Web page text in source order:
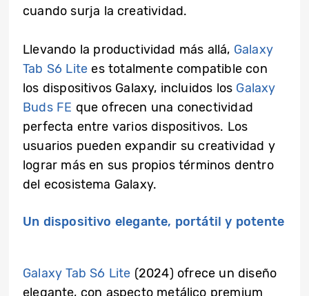
cuando surja la creatividad.
Llevando la productividad más allá, Galaxy
Tab S6 Lite es totalmente compatible con
los dispositivos Galaxy, incluidos los Galaxy
Buds FE que ofrecen una conectividad
perfecta entre varios dispositivos. Los
usuarios pueden expandir su creatividad y
lograr más en sus propios términos dentro
del ecosistema Galaxy.
Un dispositivo elegante, portátil y potente
Galaxy Tab S6 Lite (2024) ofrece un diseño
elegante, con aspecto metálico premium